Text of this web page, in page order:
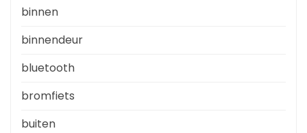
binnen
binnendeur
bluetooth
bromfiets
buiten